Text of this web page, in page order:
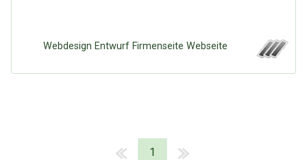
Presse News
Suchanfragen
Webdesign Entwurf Firmenseite Webseite
1